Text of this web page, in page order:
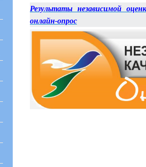
Результаты независимой
онлайн-опрос